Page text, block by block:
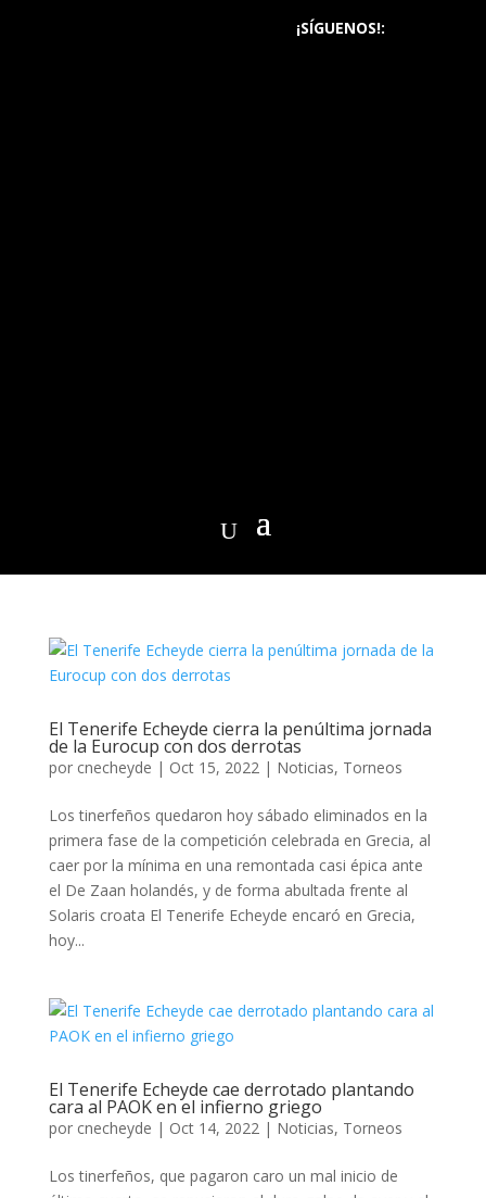
¡SÍGUENOS!:
El Tenerife Echeyde cierra la penúltima jornada
de la Eurocup con dos derrotas
por cnecheyde | Oct 15, 2022| Noticias, Torneos
Los tinerfeños quedaron hoy sábado eliminados en la
primera fase de la competición celebrada en Grecia, al
caer por la mínima en una remontada casi épica ante
el De Zaan holandés, y de forma abultada frente al
Solaris croata El Tenerife Echeyde encaró en Grecia,
hoy...
El Tenerife Echeyde cae derrotado plantando
cara al PAOK en el infierno griego
por cnecheyde | Oct 14, 2022| Noticias, Torneos
Los tinerfeños, que pagaron caro un mal inicio de